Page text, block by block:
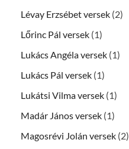
Lévay Erzsébet versek (2)
Lőrinc Pál versek (1)
Lukács Angéla versek (1)
Lukács Pál versek (1)
Lukátsi Vilma versek (1)
Madár János versek (1)
Magosrévi Jolán versek (2)